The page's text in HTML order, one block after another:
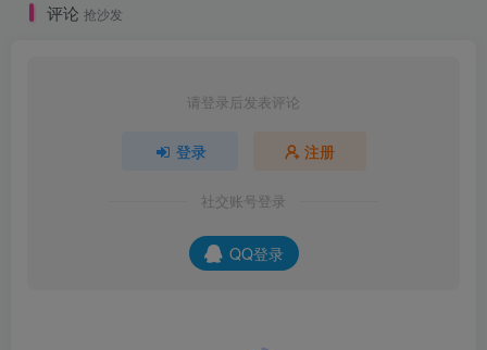
评论 抢沙发
请登录后发表评论
登录 注册
社交账号登录
QQ登录